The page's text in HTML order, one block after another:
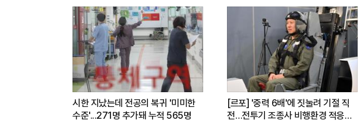
시한 지났는데 전공의 복귀 '미미한
수준'...271명 추가돼 누적 565명
[르포] '중력 6배'에 짓눌려 기절 직
전…전투기 조종사 비행환경 적응훈